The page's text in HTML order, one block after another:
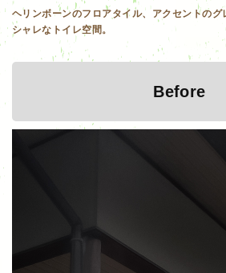
ヘリンボーンのフロアタイル、アクセントの
シャレなトイレ空間。
Before